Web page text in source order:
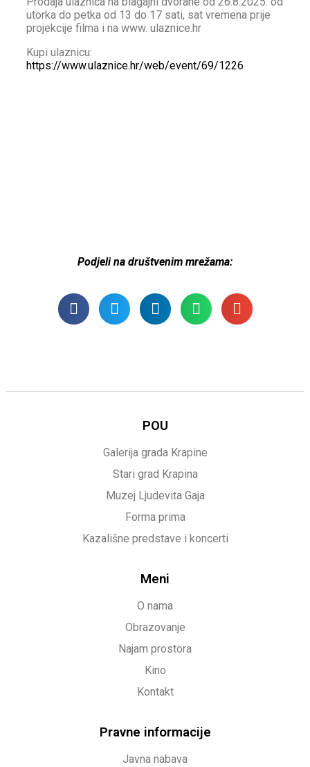
utorka do petka od 13 do 17 sati, sat vremena prije
projekcije filma i na www. ulaznice.hr
Kupi ulaznicu:
https://www.ulaznice.hr/web/event/69/1226
Podjeli na društvenim mrežama:
POU
Galerija grada Krapine
Stari grad Krapina
Muzej Ljudevita Gaja
Forma prima
Kazališne predstave i koncerti
Meni
O nama
Obrazovanje
Najam prostora
Kino
Kontakt
Pravne informacije
Javna nabava